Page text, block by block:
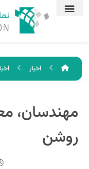
اخبار
مهندسان،
روشن